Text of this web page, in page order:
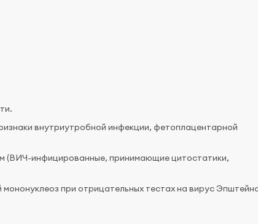
внутриутробной инфекции, фетоплацентарной
(ВИЧ-инфицированные, принимающие цитостатики,
при отрицательных тестах на вирус